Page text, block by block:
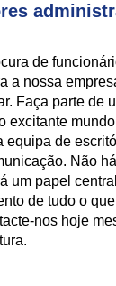
de
a nossa
Faça parte de
excitante
equipa de
Não
um papel
de tudo o
nos hoje